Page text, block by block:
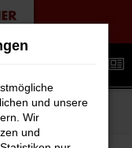
Angebote
und unsere
Wir
und